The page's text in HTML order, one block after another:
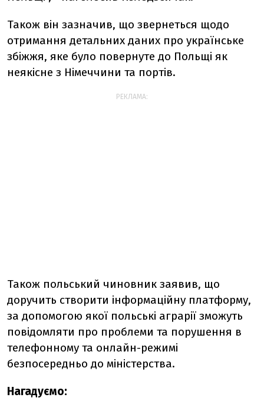
Також він зазначив, що звернеться щодо
отримання детальних даних про українське
збіжжя, яке було повернуте до Польщі як
неякісне з Німеччини та портів.
РЕКЛАМА:
Також польський чиновник заявив, що
доручить створити інформаційну платформу,
за допомогою якої польські аграрії зможуть
повідомляти про проблеми та порушення в
телефонному та онлайн-режимі
безпосередньо до міністерства.
Нагадуємо: